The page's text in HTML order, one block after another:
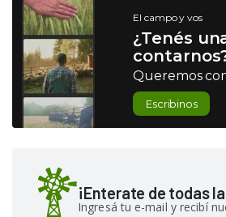
El campo y vos
¿Tenés
Queremos
Escribinos
¡Enterate de todas
Ingresá tu e-mail y recibí